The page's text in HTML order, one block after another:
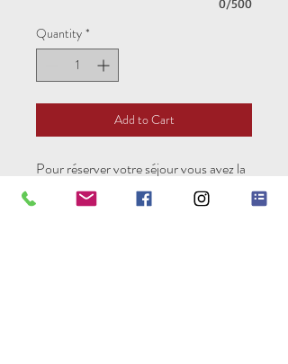
0/500
Quantity *
Add to Cart
Pour réserver votre séjour vous avez la
possibilité de régler la totalité de votre
séjour ou un acompte de 30% en